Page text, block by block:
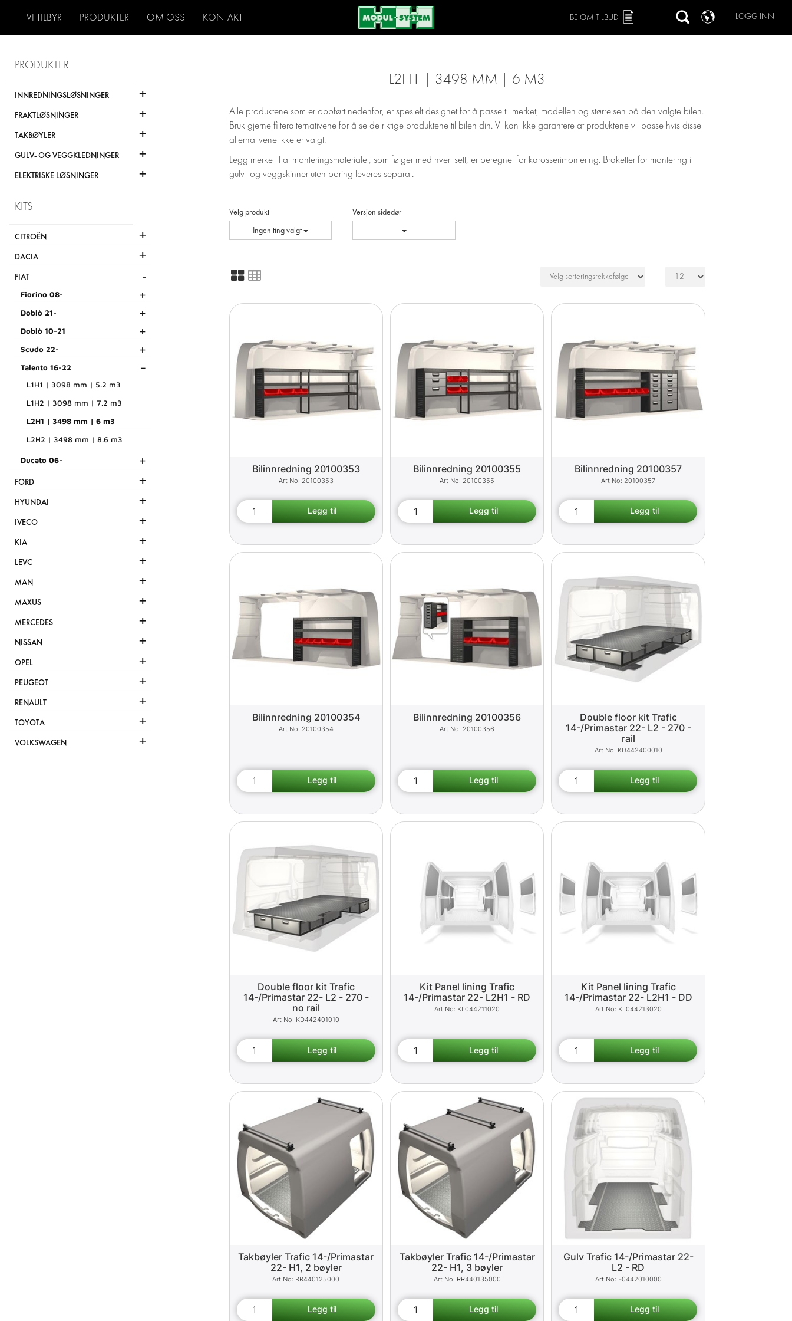
VI TILBYR PRODUKTER OM OSS KONTAKT LOGG INN
BE OM TILBUD
PRODUKTER
INNREDNINGSLØSNINGER +
FRAKTLØSNINGER +
TAKBØYLER +
GULV- OG VEGGKLEDNINGER +
ELEKTRISKE LØSNINGER +
KITS
CITROËN +
DACIA +
FIAT -
Fiorino 08- +
Doblò 21- +
Doblò 10-21 +
Scudo 22- +
Talento 16-22 -
L1H1 | 3098 mm | 5.2 m3
L1H2 | 3098 mm | 7.2 m3
L2H1 | 3498 mm | 6 m3
L2H2 | 3498 mm | 8.6 m3
Ducato 06- +
FORD +
HYUNDAI +
IVECO +
KIA +
LEVC +
MAN +
MAXUS +
MERCEDES +
NISSAN +
OPEL +
PEUGEOT +
RENAULT +
TOYOTA +
VOLKSWAGEN +
L2H1 | 3498 MM | 6 M3
Alle produktene som er oppført nedenfor, er spesielt designet for å passe til merket, modellen og størrelsen på den valgte bilen.
Bruk gjerne filteralternativene for å se de riktige produktene til bilen din. Vi kan ikke garantere at produktene vil passe hvis disse
alternativene ikke er valgt.
Legg merke til at monteringsmaterialet, som følger med hvert sett, er beregnet for karosserimontering. Braketter for montering i
gulv- og veggskinner uten boring leveres separat.
Velg produkt
Ingen ting valgt
Versjon sidedør
Bilinnredning 20100353
20100353
Bilinnredning 20100355
20100355
Bilinnredning 20100357
20100357
Bilinnredning 20100354
20100354
Bilinnredning 20100356
20100356
Double floor kit Trafic
14-/Primastar 22- L2 - 270 -
rail
KD442400010
Double floor kit Trafic
14-/Primastar 22- L2 - 270 -
no rail
KD442401010
Kit Panel lining Trafic
14-/Primastar 22- L2H1 - RD
KL044211020
Kit Panel lining Trafic
14-/Primastar 22- L2H1 - DD
KL044213020
Takbøyler Trafic 14-/Primastar
22- H1, 2 bøyler
RR440125000
Takbøyler Trafic 14-/Primastar
22- H1, 3 bøyler
RR440135000
Gulv Trafic 14-/Primastar 22-
L2 - RD
F0442010000